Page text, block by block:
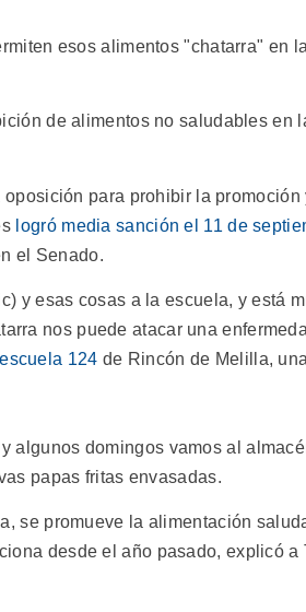
esos alimentos "chatarra" en
de alimentos no saludables en
para prohibir la
logró media sanción el 11 de
el Senado.
y esas cosas a la escuela, y está
nos puede atacar una
escuela 124 de Rincón de Melilla,
algunos domingos vamos al
papas fritas envasadas.
se promueve la alimentación
desde el año pasado, explicó a